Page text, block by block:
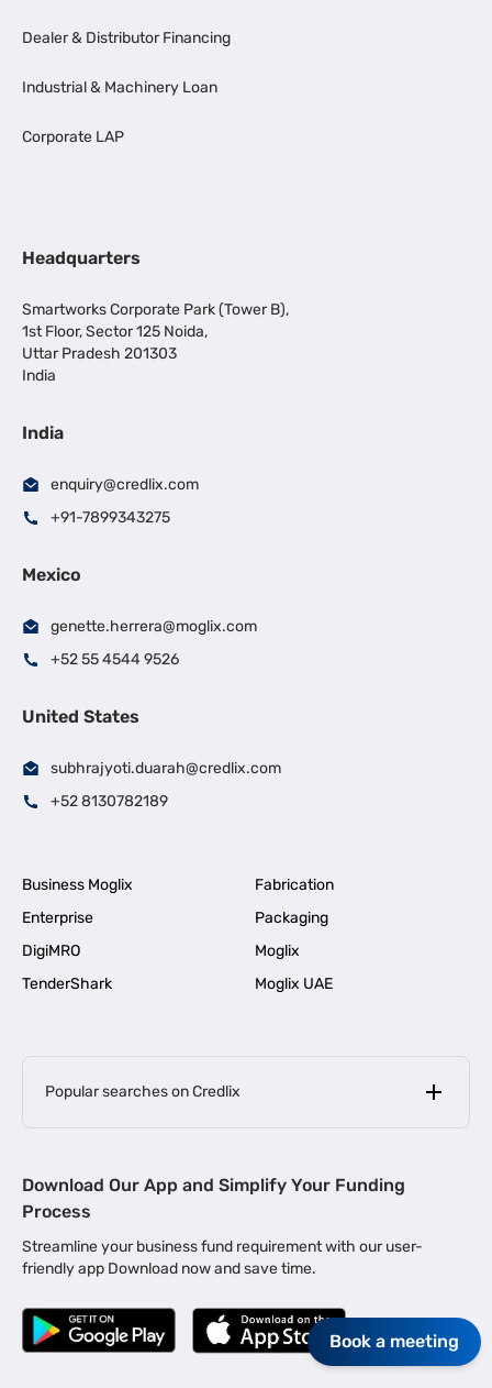
Dealer & Distributor Financing
Industrial & Machinery Loan
Corporate LAP
Headquarters
Smartworks Corporate Park (Tower B),
1st Floor, Sector 125 Noida,
Uttar Pradesh 201303
India
India
enquiry@credlix.com
+91-7899343275
Mexico
genette.herrera@moglix.com
+52 55 4544 9526
United States
subhrajyoti.duarah@credlix.com
+52 8130782189
Business Moglix
Fabrication
Enterprise
Packaging
DigiMRO
Moglix
TenderShark
Moglix UAE
Popular searches on Credlix
MSME Loan for Startups |
Business Loan in Kerala | Business Loan in Bengaluru |
Business Loan for Manufacturers | Business Loan in Delhi
Business Loan for Machinery Purchase |
|
Download Our App and Simplify Your Funding
Process
Streamline your business fund requirement with our user-
friendly app Download now and save time.
Book a meeting